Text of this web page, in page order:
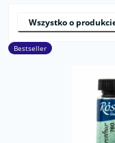
Wszystko o
Bestseller